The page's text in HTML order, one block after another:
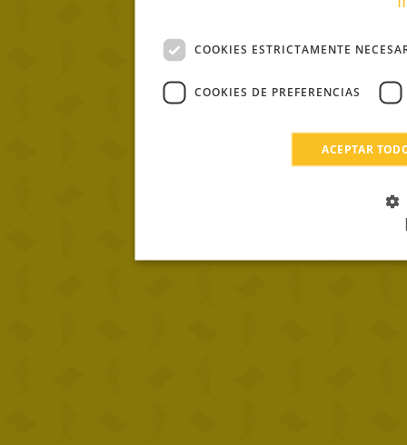
COOKIES ESTRICTAMENTE
COOKIES DE PREFERENCIAS
ACEPTAR